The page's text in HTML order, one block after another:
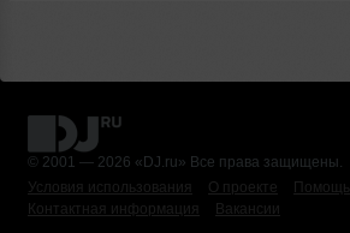
© 2001 — 2026 «DJ.ru» Все права защищены.
Условия использования
О проекте Помощь
Контактная информация
Вакансии